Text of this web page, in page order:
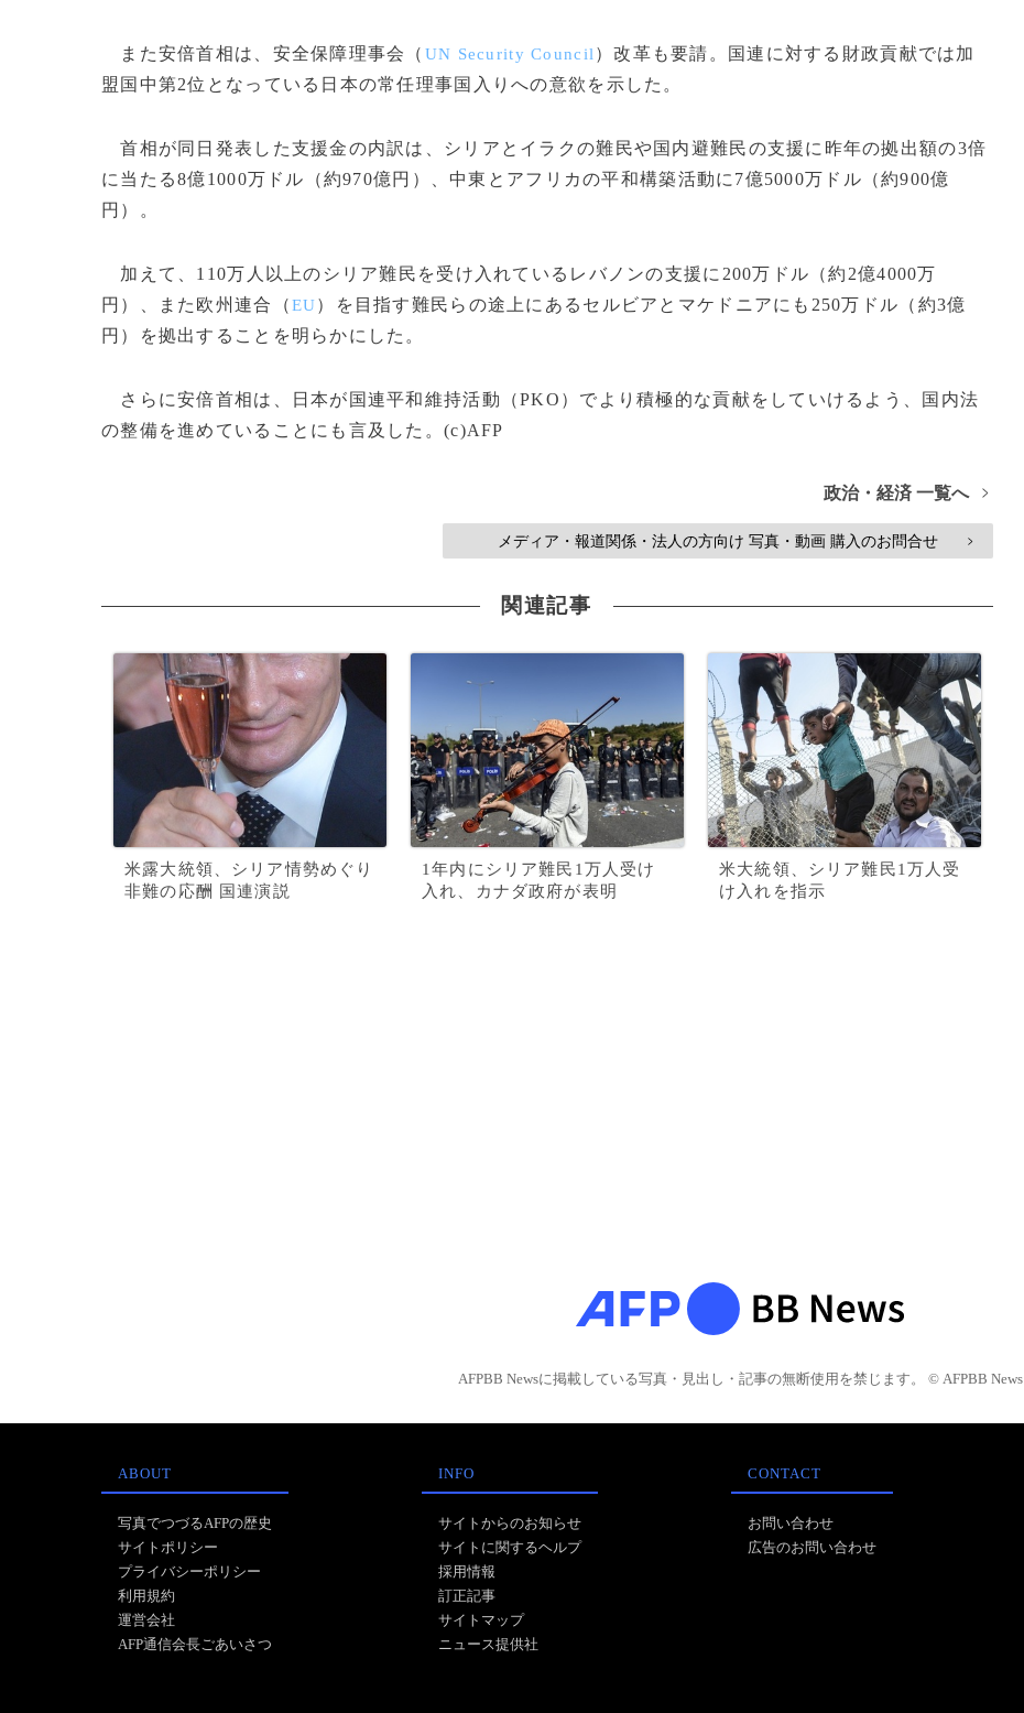
また安倍首相は、安全保障理事会（ UN Security Council ）改革も要請。国連に対する財政貢献では加
盟国中第2位となっている日本の常任理事国入りへの意欲を示した。
首相が同日発表した支援金の内訳は、シリアとイラクの難民や国内避難民の支援に昨年の拠出額の3倍
に当たる8億1000万ドル（約970億円）、中東とアフリカの平和構築活動に7億5000万ドル（約900億
円）。
加えて、110万人以上のシリア難民を受け入れているレバノンの支援に200万ドル（約2億4000万
円）、また欧州連合（EU）を目指す難民らの途上にあるセルビアとマケドニアにも250万ドル（約3億
円）を拠出することを明らかにした。
さらに安倍首相は、日本が国連平和維持活動（PKO）でより積極的な貢献をしていけるよう、国内法
の整備を進めていることにも言及した。(c)AFP
政治・経済 一覧へ >
メディア・報道関係・法人の方向け 写真・動画 購入のお問合せ >
関連記事
米露大統領、シリア情勢めぐり
非難の応酬 国連演説
1年内にシリア難民1万人受け
入れ、カナダ政府が表明
米大統領、シリア難民1万人受
け入れを指示
AFPBB Newsに掲載している写真・見出し・記事の無断使用を禁じます。 © AFPBB News
ABOUT
写真でつづるAFPの歴史
サイトポリシー
プライバシーポリシー
利用規約
運営会社
AFP通信会長ごあいさつ
INFO
サイトからのお知らせ
サイトに関するヘルプ
採用情報
訂正記事
サイトマップ
ニュース提供社
CONTACT
お問い合わせ
広告のお問い合わせ